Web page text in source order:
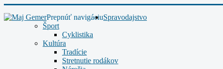
Prepnúť navigáciuSpravodajstvo
Šport
Cyklistika
Kultúra
Tradície
Stretnutie rodákov